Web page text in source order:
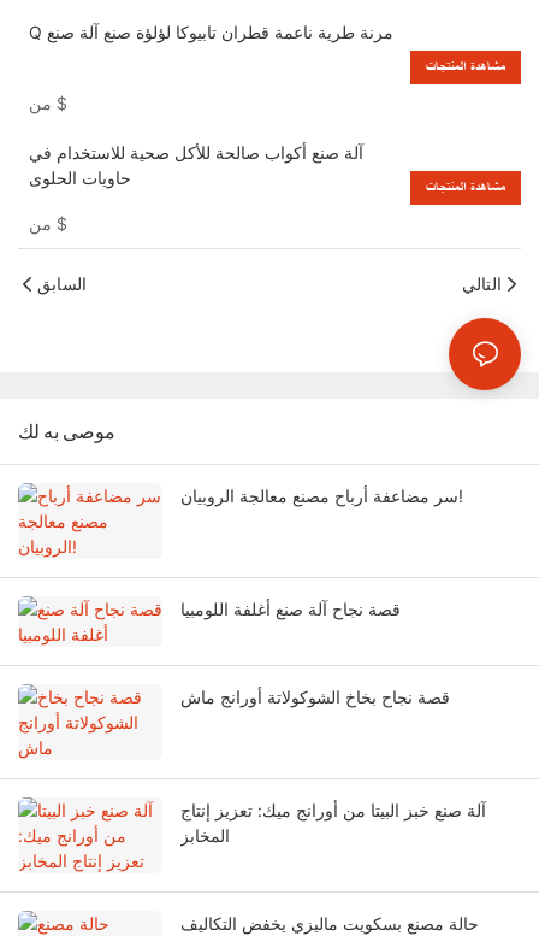
Q مرنة طرية ناعمة قطران تابيوكا لؤلؤة صنع آلة صنع
$
مشاهدة المنتجات
آلة صنع أكواب صالحة للأكل صحية للاستخدام في
حاويات الحلوى
$
مشاهدة المنتجات
السابق التالي
موصى به لك
سر مضاعفة أرباح مصنع معالجة الروبيان!
قصة نجاح آلة صنع أغلفة اللومبيا
قصة نجاح بخاخ الشوكولاتة أورانج ماش
آلة صنع خبز البيتا من أورانج ميك: تعزيز إنتاج
المخابز
حالة مصنع بسكويت ماليزي يخفض التكاليف